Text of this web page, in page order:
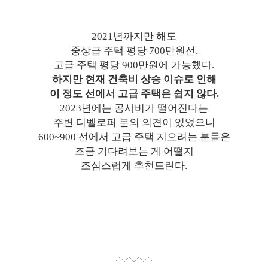
2021년까지만 해도
중상급 주택 평당 700만원선,
고급 주택 평당 900만원에 가능했다.
하지만 현재 건축비 상승 이슈로 인해
이 정도 선에서 고급 주택은 쉽지 않다.
2023년에는 공사비가 떨어진다는
주변 디벨로퍼 분의 의견이 있었으니
600~900 선에서 고급 주택 지으려는 분들은
조금 기다려보는 게 어떨지
조심스럽게 추천드린다.